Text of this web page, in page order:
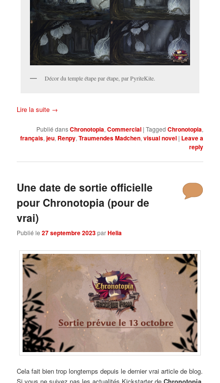
Décor du temple étape par étape, par PyriteKite.
Lire la suite →
Publié dansChronotopia, Commercial | Tagged Chronotopia,
français, jeu, Renpy, Traumendes Madchen, visual novel | Leave a
reply
Une date de sortie officielle
pour Chronotopia (pour de
vrai)
Publié le27 septembre 2023parHelia
Cela fait bien trop longtemps depuis le dernier vrai article de blog.